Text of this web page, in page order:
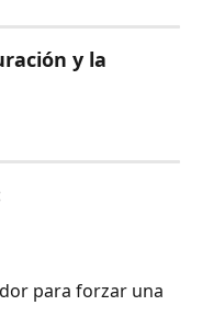
y la
para forzar una